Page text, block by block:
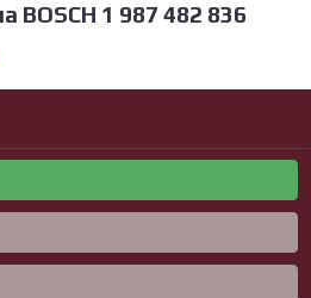
BOSCH 1 987 482 836